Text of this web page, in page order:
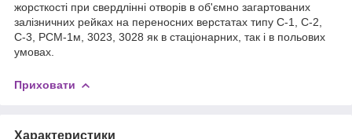
жорсткості при свердлінні отворів в об'ємно загартованих
залізничних рейках на переносних верстатах типу С-1, С-2,
С-3, РСМ-1м, 3023, 3028 як в стаціонарних, так і в польових
умовах.
Приховати
Характеристики